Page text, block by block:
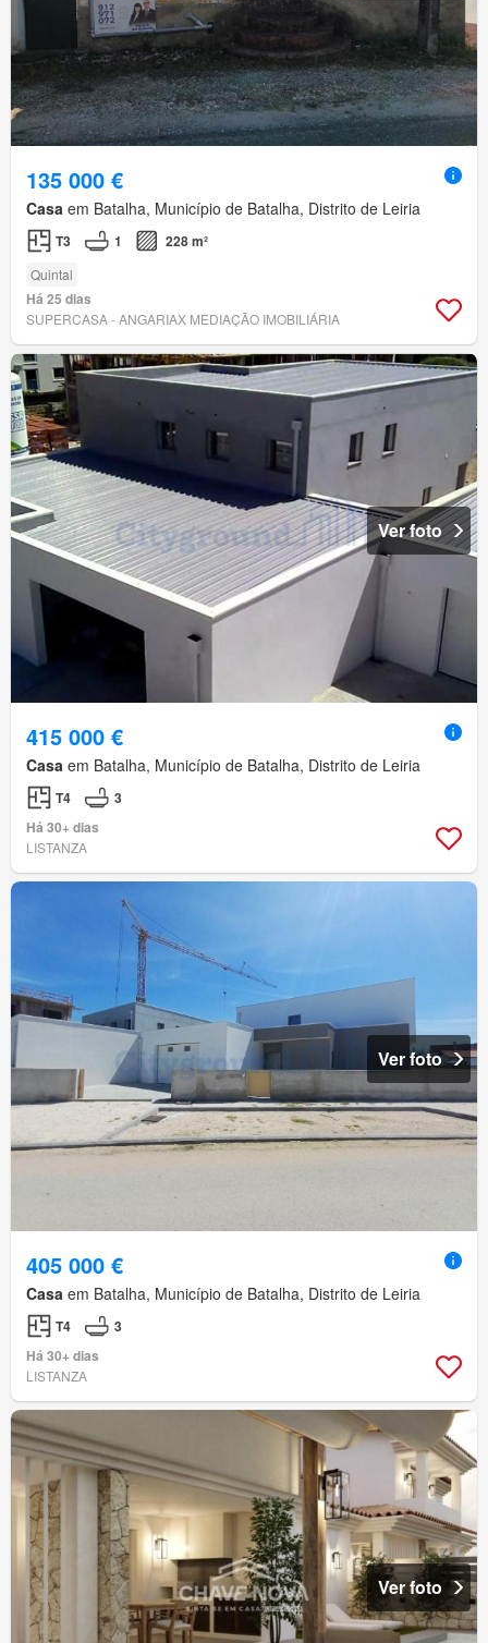
135 000 €
Casa em Batalha, Município de Batalha, Distrito de Leiria
T3 1 228 m²
Quintal
Há 25 dias
SUPERCASA - ANGARIAX MEDIAÇÃO IMOBILIÁRIA
Ver foto
415 000 €
Casa em Batalha, Município de Batalha, Distrito de Leiria
T4
3
Há 30+ dias
LISTANZA
Ver foto
405 000 €
Casa em Batalha, Município de Batalha, Distrito de Leiria
T4
3
Há 30+ dias
LISTANZA
Ver foto